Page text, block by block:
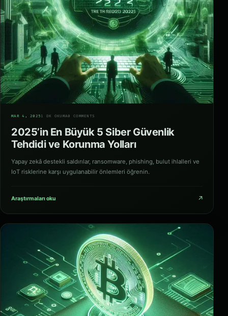
MAR 4, 2025 1 DK OKUMA0 COMMENTS
2025’in En Büyük 5 Siber Güvenlik
Tehdidi ve Korunma Yolları
Yapay zekâ destekli saldırılar, ransomware, phishing, bulut ihlalleri ve
IoT risklerine karşı uygulanabilir önlemleri öğrenin.
Araştırmaları oku ↗